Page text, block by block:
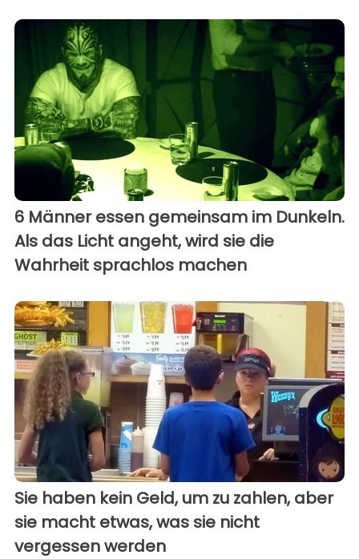
6 Männer essen gemeinsam im Dunkeln.
Als das Licht angeht, wird sie die
Wahrheit sprachlos machen
Sie haben kein Geld, um zu zahlen, aber
sie macht etwas, was sie nicht
vergessen werden